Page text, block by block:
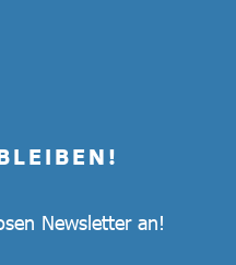
Newsletter an!